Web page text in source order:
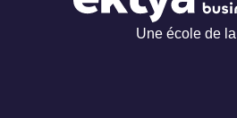
Une école de la